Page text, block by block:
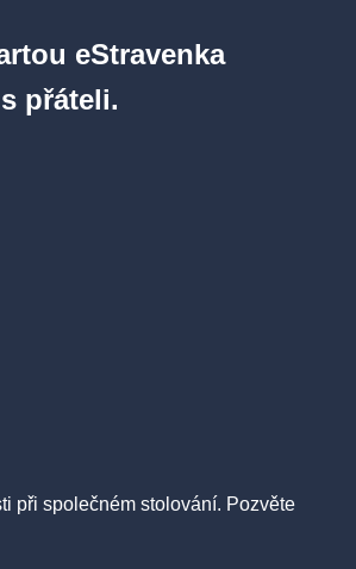
eStravenka
přáteli.
při společném stolování. Pozvěte